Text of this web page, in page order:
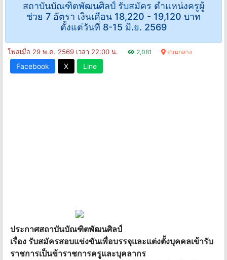
สถาบันบัณฑิตพัฒนศิลป์ รับสมัคร ตำแหน่งครูผู้
ช่วย 7 อัตรา เงินเดือน 18,220 - 19,120 บาท
ตั้งแต่วันที่ 8-15 มิ.ย. 2569
โพสเมื่อ 29 พ.ค. 2569 เวลา 22:00 น. 2,081 ส่วนกลาง
Facebook X Line
ประกาศสถาบันบัณฑิตพัฒนศิลป์
เรื่อง รับสมัครสอบแข่งขันเพื่อบรรจุและแต่งตั้งบุคคลเข้ารับ
ราชการเป็นข้าราชการครูและบุคลากร